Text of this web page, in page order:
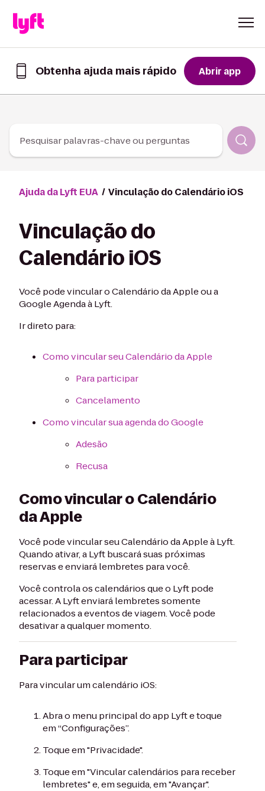
Obtenha ajuda mais rápido Obtenha
app
Abrir app
Pesquisar palavras-chave ou perguntas
Ajuda da Lyft EUA Vinculação do Calendário iOS
Vinculação do
Calendário iOS
Você pode vincular o Calendário da Apple ou a
Google Agenda à Lyft.
Ir direto para:
Como vincular seu Calendário da Apple
Para participar
Cancelamento
Como vincular sua agenda do Google
Adesão
Recusa
Como vincular o Calendário
da Apple
Você pode vincular seu Calendário da Apple à Lyft.
Quando ativar, a Lyft buscará suas próximas
reservas e enviará lembretes para você.
Você controla os calendários que o Lyft pode
acessar. A Lyft enviará lembretes somente
relacionados a eventos de viagem. Você pode
desativar a qualquer momento.
Para participar
Para vincular um calendário iOS:
Abra o menu principal do app Lyft e toque
em “Configurações”.
Toque em "Privacidade".
Toque em "Vincular calendários para receber
lembretes" e, em seguida, em "Avançar".